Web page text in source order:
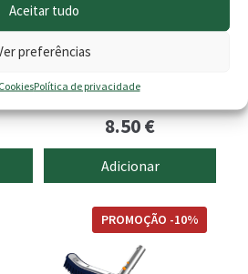
Aceitar tudo
preferências
Política de privacidade
CTX-37 Xtreme Floc 100GR
(5 tabletes 20gr)
8.50€
Adicionar
PROMOÇÃO -10%